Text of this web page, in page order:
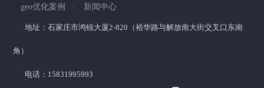
geo优化案例
新闻中心
地址：石家庄市鸿锐大厦2-820（裕华路与解放南大街交叉口东南
角）
电话：15831995993